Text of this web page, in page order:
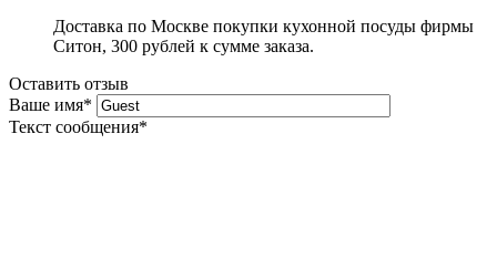
Доставка по Москве покупки кухонной посуды фирмы
Ситон, 300 рублей к сумме заказа.
Оставить отзыв
Ваше имя*
Текст сообщения*